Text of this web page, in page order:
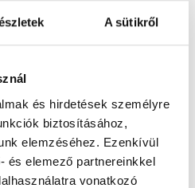
A sütikről
és hirdetések személyre
biztosításához,
elemzéséhez. Ezenkívül
és elemező partnereinkkel
vonatkozó